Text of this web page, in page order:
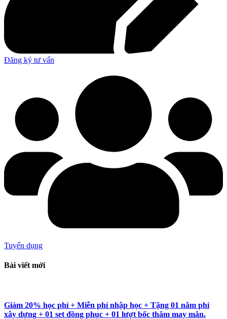
Đăng ký tư vấn
Tuyển dụng
Bài viết mới
Giảm 20% học phí + Miễn phí nhập học + Tặng 01 năm phí
xây dựng + 01 set đồng phục + 01 lượt bốc thăm may mắn.